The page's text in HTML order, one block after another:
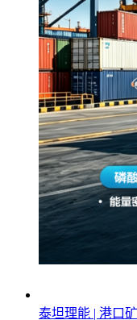
泰坦理能 | 港口